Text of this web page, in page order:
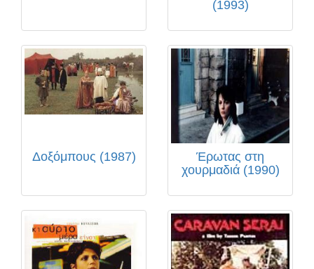
(1993)
Δοξόμπους (1987)
Έρωτας στη
χουρμαδιά (1990)